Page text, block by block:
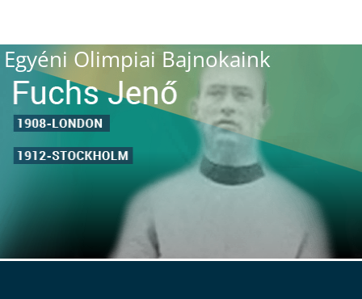
Egyéni Olimpiai Bajnokaink